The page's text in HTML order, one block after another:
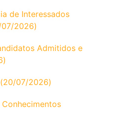
de Interessados
07/2026)
Admitidos e
07/2026)